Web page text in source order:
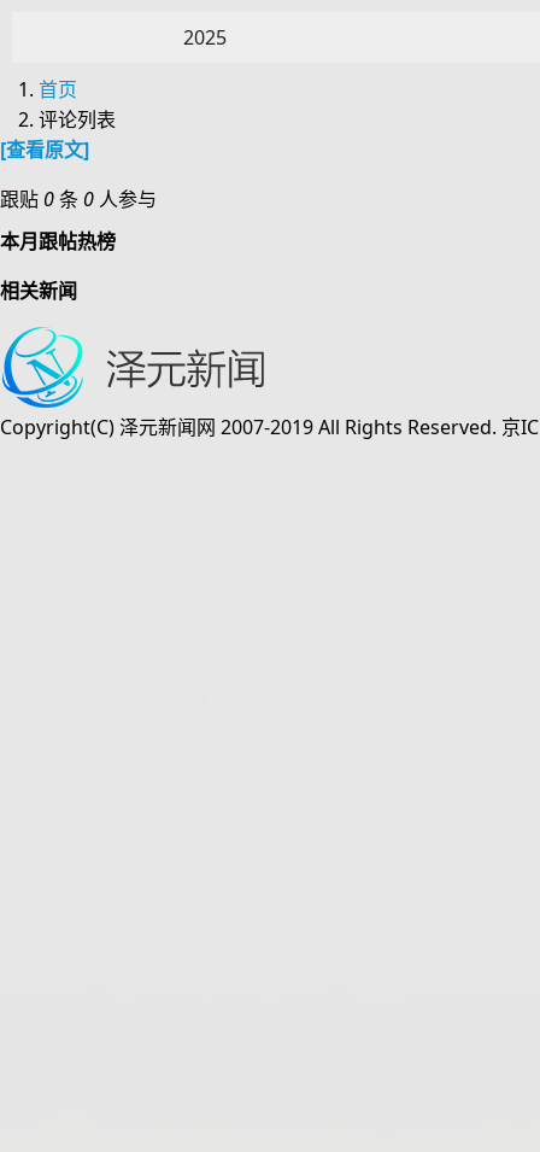
2025
首页
评论列表
[查看原文]
跟贴 0条 0 人参与
本月跟帖热榜
相关新闻
Copyright(C) 泽元新闻网 2007-2019 All Rights Reserved. 京